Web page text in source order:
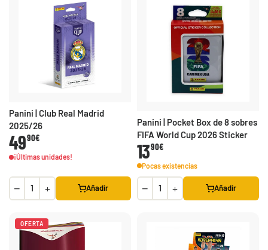
Panini | Club Real Madrid
2025/26
4990€
¡Últimas unidades!
− + Añadir
Panini | Pocket Box de 8 sobres
FIFA World Cup 2026 Sticker
1390€
Pocas existencias
− + Añadir
OFERTA